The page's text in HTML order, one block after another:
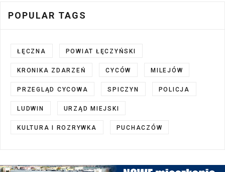
POPULAR TAGS
ŁĘCZNA POWIAT ŁĘCZYŃSKI
KRONIKA ZDARZEŃ CYCÓW MILEJÓW
PRZEGLĄD CYCOWA SPICZYN POLICJA
LUDWIN URZĄD MIEJSKI
KULTURA I ROZRYWKA PUCHACZÓW